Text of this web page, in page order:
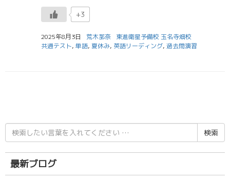
+3
2025年8月3日 荒木那奈
東進衛星予備校 玉名寺畑校
共通テスト, 単語, 夏休み, 英語リーディング, 過去問演習
検
索
結
果:
最新ブログ